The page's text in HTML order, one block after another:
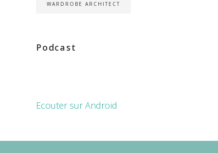
WARDROBE ARCHITECT
Podcast
Ecouter sur Androïd